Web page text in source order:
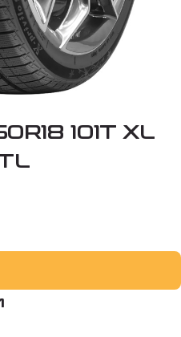
101T XL